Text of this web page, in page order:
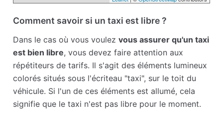
Comment savoir si un taxi est libre ?
Dans le cas où vous voulezvous assurer qu'un taxi
est bien libre, vous devez faire attention aux
répétiteurs de tarifs. Il s'agit des éléments lumineux
colorés situés sous l'écriteau "taxi", sur le toit du
véhicule. Si l'un de ces éléments est allumé, cela
signifie que le taxi n'est pas libre pour le moment.